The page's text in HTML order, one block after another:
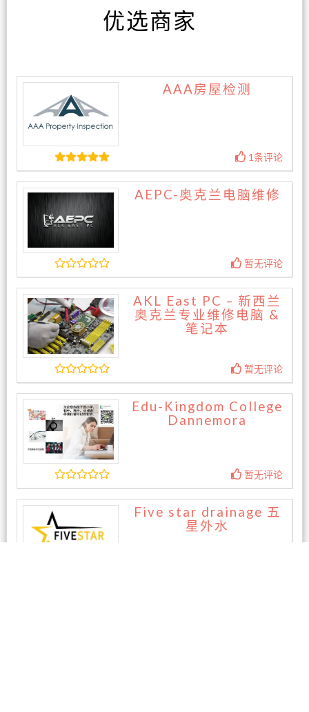
优选商家
AAA房屋检测
1条评论
AEPC-奥克兰电脑维修
暂无评论
AKL East PC – 新西兰
奥克兰专业维修电脑 &
笔记本
暂无评论
Edu-Kingdom College
Dannemora
暂无评论
Five star drainage 五
星外水